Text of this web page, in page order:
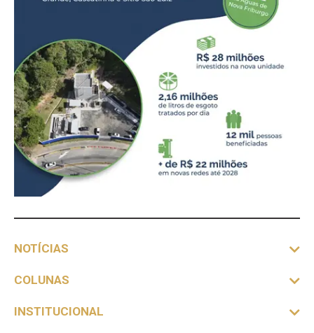
NOTÍCIAS
COLUNAS
INSTITUCIONAL